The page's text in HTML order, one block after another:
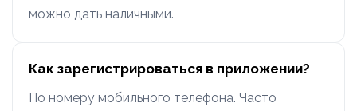
можно дать наличными.
Как зарегистрироваться в приложении?
По номеру мобильного телефона. Часто